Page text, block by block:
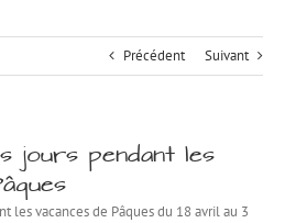
Précédent Suivant
jours pendant les
les vacances de Pâques du 18 avril au 3